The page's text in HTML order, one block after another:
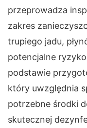
przeprowadza
zakres
trupiego jadu,
potencjalne
podstawie
który uwzględnia
potrzebne środki
skutecznej